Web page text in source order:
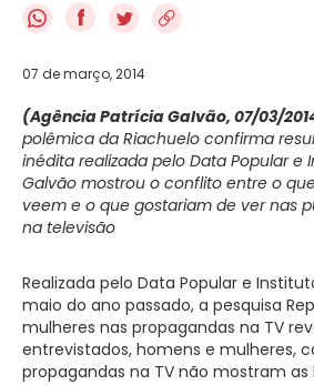
f
07 de março, 2014
(Agência Patrícia Galvão, 07/03/
polêmica da Riachuelo confirma
inédita realizada pelo Data Popular e
Galvão mostrou o conflito entre o
veem e o que gostariam de ver nas
na televisão
Realizada pelo Data Popular e
maio do ano passado, a pesquisa
mulheres nas propagandas na TV
entrevistados, homens e mulheres,
propagandas na TV não mostram as